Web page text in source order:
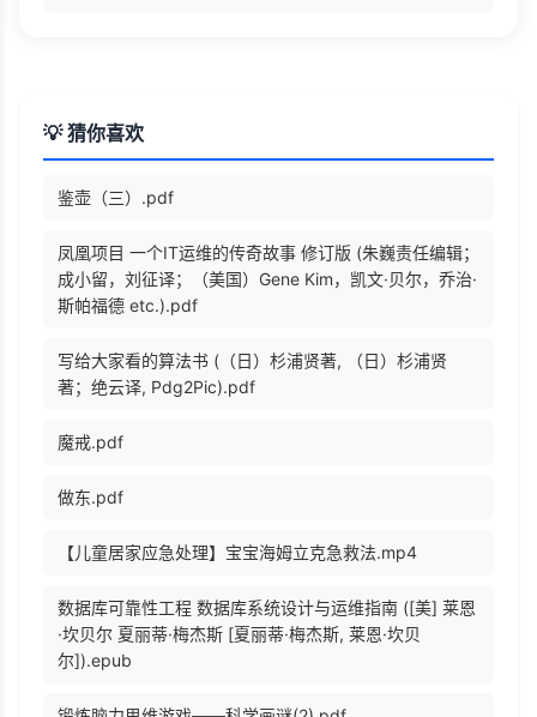
💡 猜你喜欢
鉴壶（三）.pdf
凤凰项目 一个IT运维的传奇故事 修订版 (朱巍责任编辑；
成小留，刘征译；（美国）Gene Kim，凯文·贝尔，乔治·
斯帕福德 etc.).pdf
写给大家看的算法书 (（日）杉浦贤著, （日）杉浦贤
著；绝云译, Pdg2Pic).pdf
魔戒.pdf
做东.pdf
【儿童居家应急处理】宝宝海姆立克急救法.mp4
数据库可靠性工程 数据库系统设计与运维指南 ([美] 莱恩
·坎贝尔 夏丽蒂·梅杰斯 [夏丽蒂·梅杰斯, 莱恩·坎贝
尔]).epub